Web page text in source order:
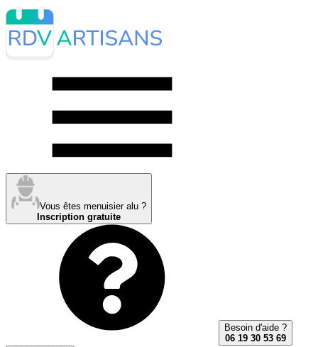
Vous êtes menuisier alu ?
Inscription gratuite
Besoin d'aide ?
06 19 30 53 69